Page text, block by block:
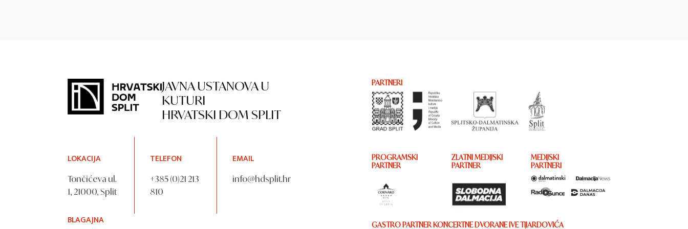
JAVNA USTANOVA U
KUTURI
HRVATSKI DOM SPLIT
LOKACIJA
Tončićeva ul.
1, 21000, Split
TELEFON
+385 (0)21 213
810
EMAIL
info@hdsplit.hr
BLAGAJNA
PARTNERI
PROGRAMSKI
PARTNER
ZLATNI MEDIJSKI
PARTNER
MEDIJSKI
PARTNERI
GASTRO PARTNER KONCERTNE DVORANE IVE TIJARDOVIĆA